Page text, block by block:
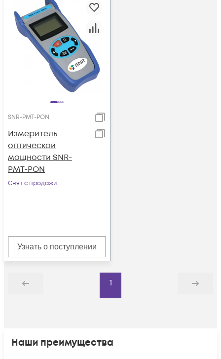
SNR-PMT-PON
Измеритель
оптической
мощности SNR-
PMT-PON
Снят с продажи
Узнать о поступлении
Назад
1
Дальше
Наши преимущества